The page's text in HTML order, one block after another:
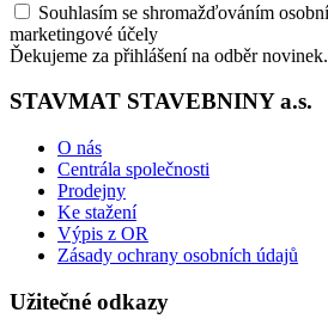
Souhlasím se shromažďováním
marketingové účely
Ďekujeme za přihlášení na odběr novinek.
STAVMAT STAVEBNINY a.s.
O nás
Centrála společnosti
Prodejny
Ke stažení
Výpis z OR
Zásady ochrany osobních údajů
Užitečné odkazy